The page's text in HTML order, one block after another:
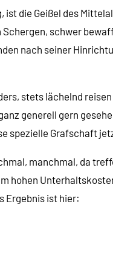
Bierdie Geißel des
schwer
nach seiner
stets lächelnd
generell gern
spezielle Grafschaft
manchmal, da
hohen
Ergebnis ist hier: